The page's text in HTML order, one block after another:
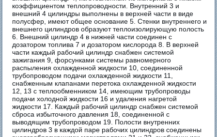
коэффициентом теплопроводности. Внутренний 3 и
внешний 4 цилиндры выполнены в верхней части в виде
полусфер, имеют общее основание 5. Стенки внутреннего и
внешнего цилиндров образуют теплоизолирующую полость
6. Внешний цилиндр 4 в нижней части соединен с
дозатором топлива 7 и дозатором кислорода 8. В верхней
части каждый рабочий цилиндр снабжен системой
зажигания 9, форсунками системы равномерного
распыления охлажденной жидкости 10, соединенной
трубопроводом подачи охлажденной жидкости 11,
снабженным клапанами перетока охлажденной жидкости
12, 13 с теплообменником 14, имеющим трубопроводы
подачи холодной жидкости 16 и удаления нагретой
жидкости 17. Каждый рабочий цилиндр снабжен системой
сброса избыточного давления 18, соединенной с
выводящим трубопроводом 19. Полости внутренних
цилиндров 3 в каждой паре рабочих цилиндров соединены